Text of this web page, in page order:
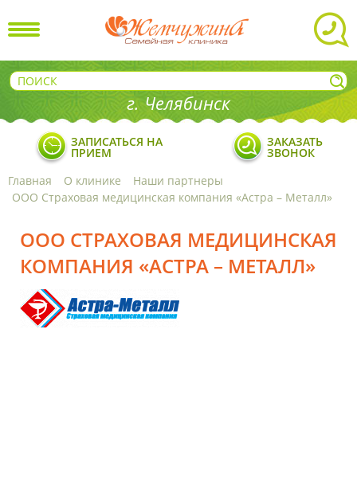
г. Челябинск
ЗАПИСАТЬСЯ НА
ПРИЕМ
ЗАКАЗАТЬ
ЗВОНОК
Главная
О клинике
Наши партнеры
ООО Страховая медицинская компания «Астра – Металл»
ООО СТРАХОВАЯ МЕДИЦИНСКАЯ
КОМПАНИЯ «АСТРА – МЕТАЛЛ»